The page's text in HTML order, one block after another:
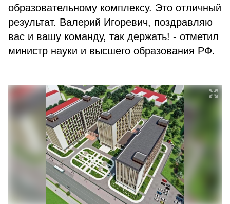
образовательному комплексу. Это отличный
результат. Валерий Игоревич, поздравляю
вас и вашу команду, так держать! - отметил
министр науки и высшего образования РФ.